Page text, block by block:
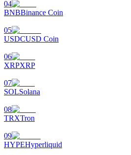
การล็อค BTR
การลงทุนพิเศษสำหรับผู้ถือ BTR
04
BNBBinance Coin
05
USDCUSD Coin
06
XRPXRP
07
SOLSolana
08
TRXTron
09
HYPEHyperliquid